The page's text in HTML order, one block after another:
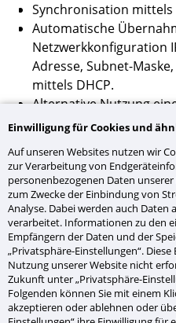
Synchronisation mittels
Automatische
Netzwerkkonfiguration
Adresse, Subnet-
mittels DHCP.
Alternative Nutzung
Synchronisation/
wählbar).
Automatische
64 vordefinierten
Alternative
aus 15 Umschaltregeln
Servers im Netzwerk.
Alle notwendigen
Schaltergruppen mit je
durchführbar.
Einwilligung für Cookies und
Auf unseren Websites nutzen wir
zur Verarbeitung von
personenbezogenen Daten
zum Zwecke der Einbindung von
Analyse. Dabei werden auch
verarbeitet. Informationen zu den
Empfängern der Daten und der
„Privatsphäre-Einstellungen“.
Nutzung unserer Website nicht
Zukunft unter „Privatsphäre-
Folgenden können Sie mit einem
akzeptieren oder ablehnen oder